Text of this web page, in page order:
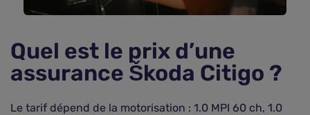
Quel est le prix d’une
assurance Škoda Citigo ?
Le tarif dépend de la motorisation : 1.0 MPI 60 ch, 1.0